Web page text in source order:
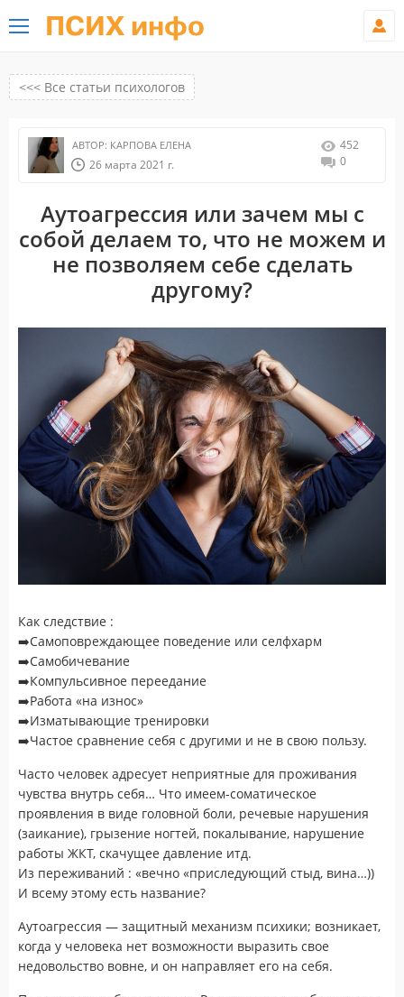
ПСИХ инфо
<<< Все статьи психологов
АВТОР: КАРПОВА ЕЛЕНА
26 марта 2021 г.
452
0
Аутоагрессия или зачем мы с
собой делаем то, что не можем и
не позволяем себе сделать
другому?
Как следствие :
➡️Самоповреждающее поведение или селфхарм
➡️Самобичевание
➡️Компульсивное переедание
➡️Работа «на износ»
➡️Изматывающие тренировки
➡️Частое сравнение себя с другими и не в свою пользу.
Часто человек адресует неприятные для проживания
чувства внутрь себя… Что имеем-соматическое
проявления в виде головной боли, речевые нарушения
(заикание), грызение ногтей, покалывание, нарушение
работы ЖКТ, скачущее давление итд.
Из переживаний : «вечно «приследующий стыд, вина…))
И всему этому есть название?
Аутоагрессия — защитный механизм психики; возникает,
когда у человека нет возможности выразить свое
недовольство вовне, и он направляет его на себя.